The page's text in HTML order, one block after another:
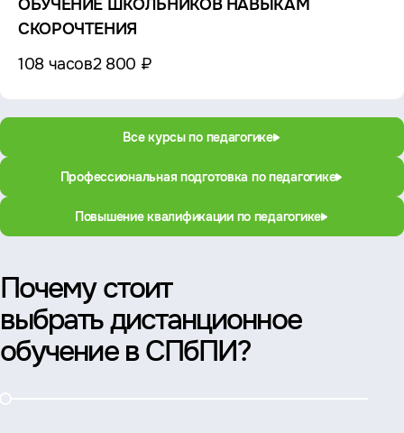
ОБУЧЕНИЕ ШКОЛЬНИКОВ НАВЫКАМ
СКОРОЧТЕНИЯ
108 часов2 800 ₽
Все курсы по педагогике
Профессиональная подготовка по педагогике
Повышение квалификации по педагогике
Почему стоит
выбрать дистанционное
обучение в СПбПИ?